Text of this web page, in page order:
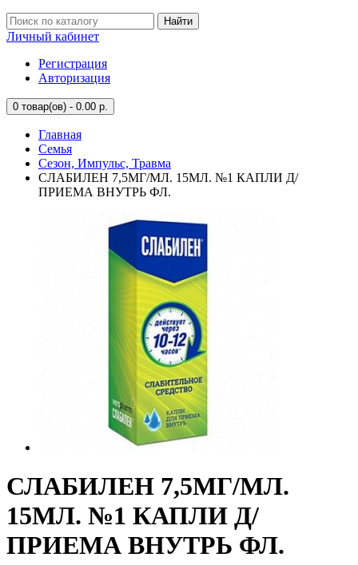
Найти
Личный кабинет
Регистрация
Авторизация
0 товар(ов) - 0.00 р.
Главная
Семья
Сезон, Импульс, Травма
СЛАБИЛЕН 7,5МГ/МЛ. 15МЛ. №1 КАПЛИ Д/
ПРИЕМА ВНУТРЬ ФЛ.
СЛАБИЛЕН 7,5МГ/МЛ.
15МЛ. №1 КАПЛИ Д/
ПРИЕМА ВНУТРЬ ФЛ.